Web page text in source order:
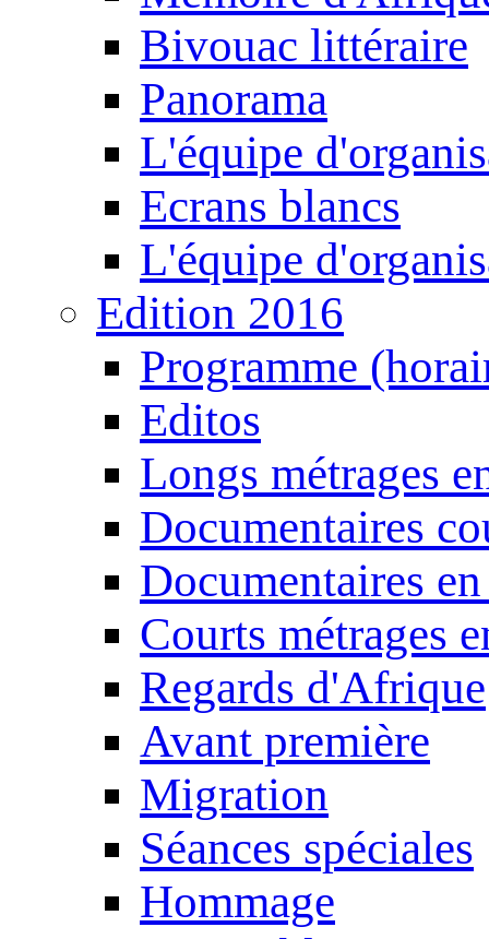
Bivouac littéraire
Panorama
L'équipe
Ecrans blancs
L'équipe
Edition 2016
Programme
Editos
Longs métrages
Documentaires
Documentaires
Courts métrages
Regards d'Afrique
Avant première
Migration
Séances spéciales
Hommage